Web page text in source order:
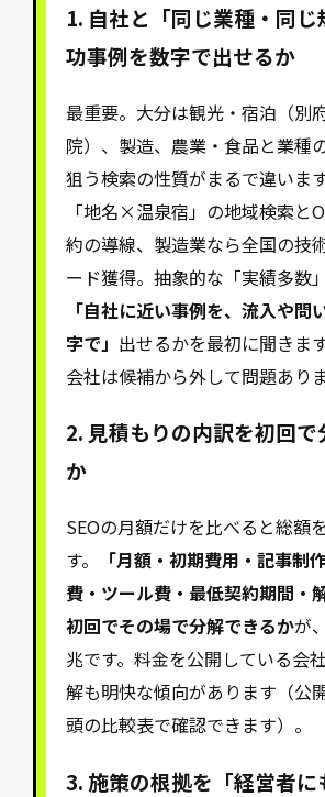
1. 自社と「同じ業種・同じ
功事例を数字で出せるか
最重要。大分は観光・宿泊（別
院）、製造、農業・食品と業種
狙う検索の性質がまるで違いま
「地名×温泉宿」の地域検索と
約の導線、製造業なら全国の技
ード獲得。抽象的な「実績多数
「自社に近い事例を、流入や問
字で」 出せるかを最初に聞きま
会社は候補から外して問題あり
2. 見積もりの内訳を初回で
か
SEOの月額だけを比べると総額
す。
「月額・初期費用・記事制
費・ツール費・最低契約期間・
初回でその場で分解できるかが
兆です。料金を公開している会
解も明快な傾向があります（公
頭の比較表で確認できます）。
3. 施策の根拠を「経営者に